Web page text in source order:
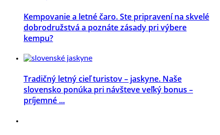
Kempovanie a letné čaro. Ste pripravení na skvelé
dobrodružstvá a poznáte zásady pri výbere
kempu?
Tradičný letný cieľ turistov – jaskyne. Naše
slovensko ponúka pri návšteve veľký bonus –
príjemné ...